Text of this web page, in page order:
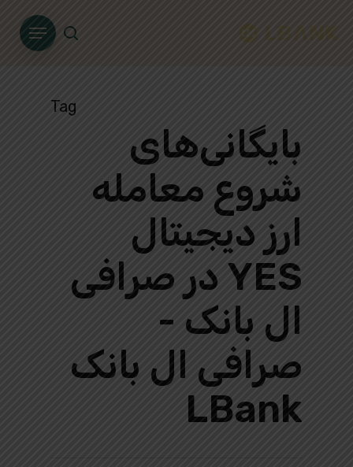
Menu
Tag
بایگانی‌های
شروع معامله
ارز دیجیتال
YES در صرافی
ال بانک -
صرافی ال بانک
LBank